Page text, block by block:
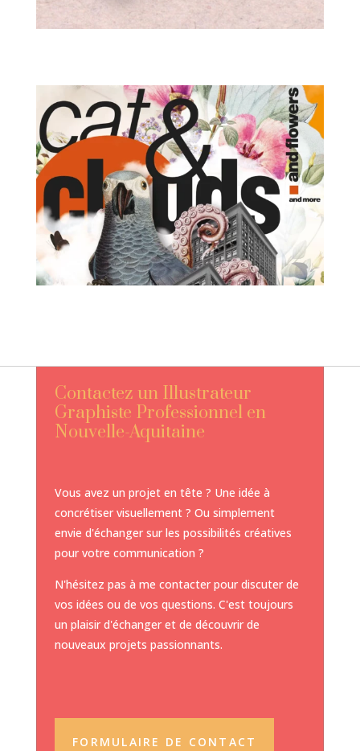
Contactez un Illustrateur
Graphiste Professionnel en
Nouvelle-Aquitaine
Vous avez un projet en tête ? Une idée à
concrétiser visuellement ? Ou simplement
envie d'échanger sur les possibilités créatives
pour votre communication ?
N'hésitez pas à me contacter pour discuter de
vos idées ou de vos questions. C'est toujours
un plaisir d'échanger et de découvrir de
nouveaux projets passionnants.
FORMULAIRE DE CONTACT